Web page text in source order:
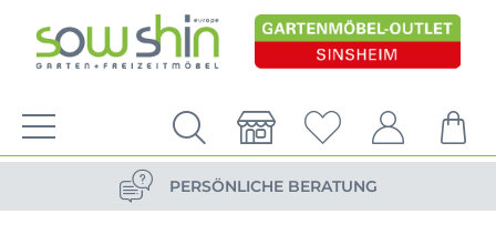
VERSANDKOSTENFREIE LIEFERUNG
PERSÖNLICHE BERATUNG